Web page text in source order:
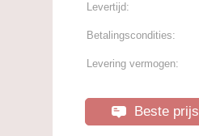
Levertijd:
Betalingscondities:
Levering vermogen:
Beste prijs